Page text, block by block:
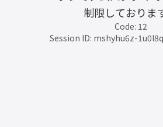
制限しておりま
Code: 12
Session ID: mshyhu6z-